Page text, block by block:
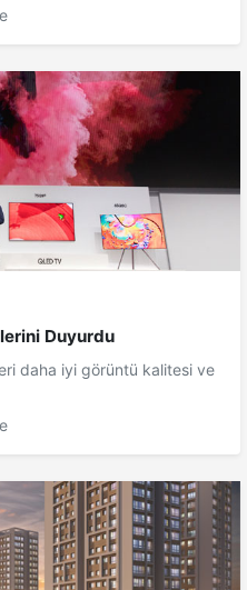
Duyurdu
daha iyi görüntü kalitesi ve